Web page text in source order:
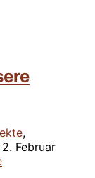
,
2. Februar